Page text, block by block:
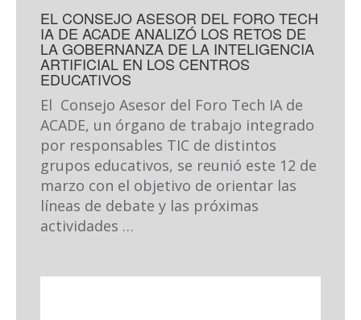
EL CONSEJO ASESOR DEL FORO TECH
IA DE ACADE ANALIZÓ LOS RETOS DE
LA GOBERNANZA DE LA INTELIGENCIA
ARTIFICIAL EN LOS CENTROS
EDUCATIVOS
El Consejo Asesor del Foro Tech IA de
ACADE, un órgano de trabajo integrado
por responsables TIC de distintos
grupos educativos, se reunió este 12 de
marzo con el objetivo de orientar las
líneas de debate y las próximas
actividades …